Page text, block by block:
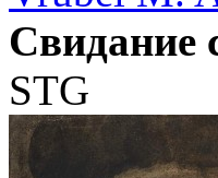
Свидание
STG